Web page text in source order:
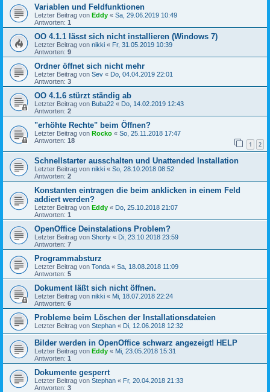
Variablen und Feldfunktionen
Letzter Beitrag von Eddy « Sa, 29.06.2019 10:49
Antworten: 1
OO 4.1.1 lässt sich nicht installieren (Windows 7)
Letzter Beitrag von nikki « Fr, 31.05.2019 10:39
Antworten: 9
Ordner öffnet sich nicht mehr
Letzter Beitrag von Sev « Do, 04.04.2019 22:01
Antworten: 3
OO 4.1.6 stürzt ständig ab
Letzter Beitrag von Buba22 « Do, 14.02.2019 12:43
Antworten: 2
"erhöhte Rechte" beim Öffnen?
Letzter Beitrag von Rocko « So, 25.11.2018 17:47
Antworten: 18 1 2
Schnellstarter ausschalten und Unattended Installation
Letzter Beitrag von nikki « So, 28.10.2018 08:52
Antworten: 2
Konstanten eintragen die beim anklicken in einem Feld
addiert werden?
Letzter Beitrag von Eddy « Do, 25.10.2018 21:07
Antworten: 1
OpenOffice Deinstalations Problem?
Letzter Beitrag von Shorty « Di, 23.10.2018 23:59
Antworten: 7
Programmabsturz
Letzter Beitrag von Tonda « Sa, 18.08.2018 11:09
Antworten: 5
Dokument läßt sich nicht öffnen.
Letzter Beitrag von nikki « Mi, 18.07.2018 22:24
Antworten: 6
Probleme beim Löschen der Installationsdateien
Letzter Beitrag von Stephan « Di, 12.06.2018 12:32
Bilder werden in OpenOffice schwarz angezeigt! HELP
Letzter Beitrag von Eddy « Mi, 23.05.2018 15:31
Antworten: 1
Dokumente gesperrt
Letzter Beitrag von Stephan « Fr, 20.04.2018 21:33
Antworten: 3